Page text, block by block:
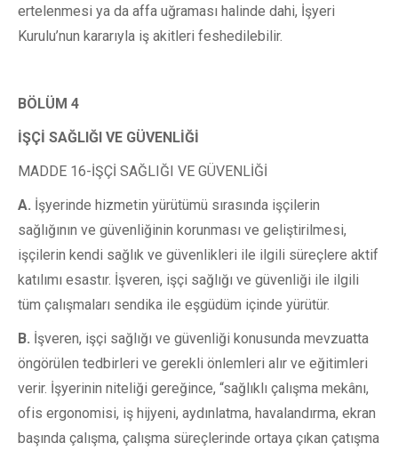
ertelenmesi ya da affa uğraması halinde dahi, İşyeri
Kurulu’nun kararıyla iş akitleri feshedilebilir.
BÖLÜM 4
İŞÇİ SAĞLIĞI VE GÜVENLİĞİ
MADDE 16-İŞÇİ SAĞLIĞI VE GÜVENLİĞİ
A. İşyerinde hizmetin yürütümü sırasında işçilerin
sağlığının ve güvenliğinin korunması ve geliştirilmesi,
işçilerin kendi sağlık ve güvenlikleri ile ilgili süreçlere aktif
katılımı esastır. İşveren, işçi sağlığı ve güvenliği ile ilgili
tüm çalışmaları sendika ile eşgüdüm içinde yürütür.
B. İşveren, işçi sağlığı ve güvenliği konusunda mevzuatta
öngörülen tedbirleri ve gerekli önlemleri alır ve eğitimleri
verir. İşyerinin niteliği gereğince, “sağlıklı çalışma mekânı,
ofis ergonomisi, iş hijyeni, aydınlatma, havalandırma, ekran
başında çalışma, çalışma süreçlerinde ortaya çıkan çatışma